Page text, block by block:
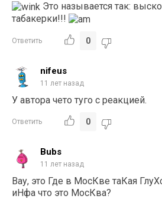
Это называется так:
табакерки!!!
Ответить 0
nifeus
11 лет назад
У автора чето туго с реакцией.
Ответить 0
Bubs
11 лет назад
Вау, это Где в МосКве таКая
иНфа что это МосКва?